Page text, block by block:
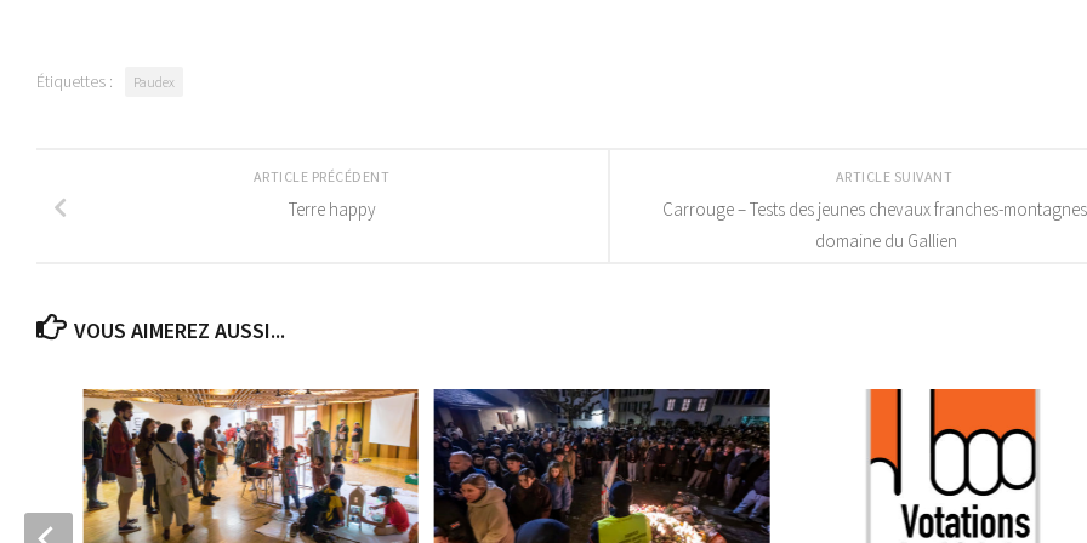
Étiquettes : Paudex
ARTICLE SUIVANT
Carrouge – Tests des jeunes chevaux franches-
domaine du Gallien
ARTICLE PRÉCÉDENT
Terre happy
VOUS AIMEREZ AUSSI...